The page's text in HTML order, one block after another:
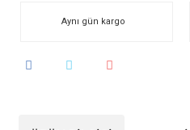
Aynı gün kargo